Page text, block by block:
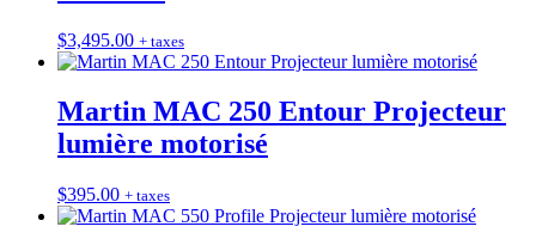
$3,495.00 + taxes
Martin MAC 250 Entour Projecteur
lumière motorisé
$395.00 + taxes